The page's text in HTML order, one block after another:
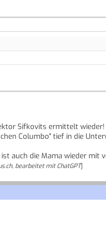
Sifkovits ermittelt
Columbo" tief in die
auch die Mama wieder mit
bearbeitet mit ChatGPT]